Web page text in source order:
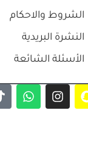
الشروط والاحكام
النشرة البريدية
الأسئلة الشائعة